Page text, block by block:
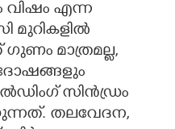
എന്ന
മുറികളിൽ
മാത്രമല്ല,
സിൻഡ്രം
തലവേദന,